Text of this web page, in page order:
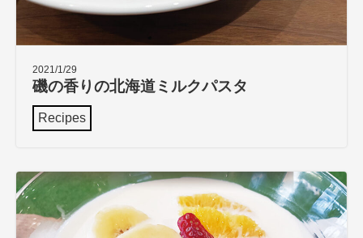
2021/1/29
磯の香りの北海道ミルクパスタ
Recipes